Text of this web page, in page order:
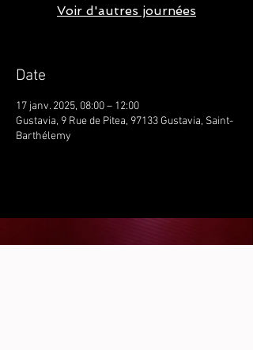
Voir d'autres journées
Date
17 janv. 2025, 08:00 – 12:00
Gustavia, 9 Rue de Pitea, 97133 Gustavia, Saint-
Barthélemy